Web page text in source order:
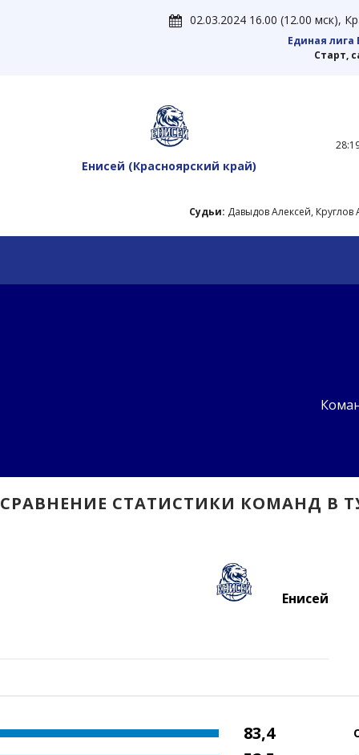
02.03.2024 16.00 (12.00 мск),
Единая лига
Старт,
Енисей (Красноярский край)
Судьи: Давыдов Алексей,
СРАВНЕНИЕ СТАТИСТИКИ КОМАНД В
Енисей
83,4